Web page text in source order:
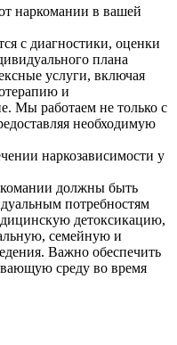
наркомании в вашей
с диагностики, оценки
плана
услуги, включая
и
Мы работаем не только с
необходимую
наркозависимости у
должны быть
потребностям
детоксикацию,
семейную и
Важно обеспечить
среду во время